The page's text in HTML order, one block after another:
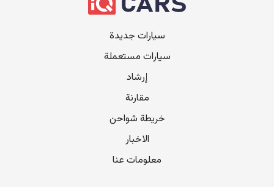
سيارات جديدة
سيارات مستعملة
إرشاد
مقارنة
خريطة شواحن
الاخبار
معلومات عنا